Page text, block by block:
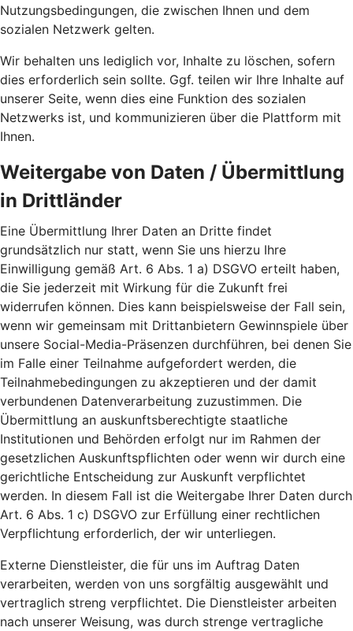
Nutzungsbedingungen, die zwischen Ihnen und dem
sozialen Netzwerk gelten.
Wir behalten uns lediglich vor, Inhalte zu löschen, sofern
dies erforderlich sein sollte. Ggf. teilen wir Ihre Inhalte auf
unserer Seite, wenn dies eine Funktion des sozialen
Netzwerks ist, und kommunizieren über die Plattform mit
Ihnen.
Weitergabe von Daten / Übermittlung
in Drittländer
Eine Übermittlung Ihrer Daten an Dritte findet
grundsätzlich nur statt, wenn Sie uns hierzu Ihre
Einwilligung gemäß Art. 6 Abs. 1 a) DSGVO erteilt haben,
die Sie jederzeit mit Wirkung für die Zukunft frei
widerrufen können. Dies kann beispielsweise der Fall sein,
wenn wir gemeinsam mit Drittanbietern Gewinnspiele über
unsere Social-Media-Präsenzen durchführen, bei denen Sie
im Falle einer Teilnahme aufgefordert werden, die
Teilnahmebedingungen zu akzeptieren und der damit
verbundenen Datenverarbeitung zuzustimmen. Die
Übermittlung an auskunftsberechtigte staatliche
Institutionen und Behörden erfolgt nur im Rahmen der
gesetzlichen Auskunftspflichten oder wenn wir durch eine
gerichtliche Entscheidung zur Auskunft verpflichtet
werden. In diesem Fall ist die Weitergabe Ihrer Daten durch
Art. 6 Abs. 1 c) DSGVO zur Erfüllung einer rechtlichen
Verpflichtung erforderlich, der wir unterliegen.
Externe Dienstleister, die für uns im Auftrag Daten
verarbeiten, werden von uns sorgfältig ausgewählt und
vertraglich streng verpflichtet. Die Dienstleister arbeiten
nach unserer Weisung, was durch strenge vertragliche